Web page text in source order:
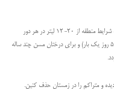
جهت آبیاري کرتی و نشتی نیاز آبی هر تک درخت تـوت بسته به شرایط منطقه از 20-12 لیتر در هر دور
آبیـاري است برای درختان جوان فواصل آبیاری کمتر( هر 4 الی 5 روز یک بار) و برای درختان مسن چند ساله
و متراکم را در زمستان حذف کنین.